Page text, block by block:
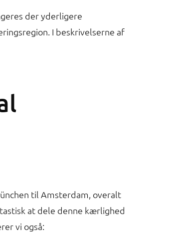
der yderligere
I beskrivelserne af
til Amsterdam, overalt
at dele denne kærlighed
vi også: